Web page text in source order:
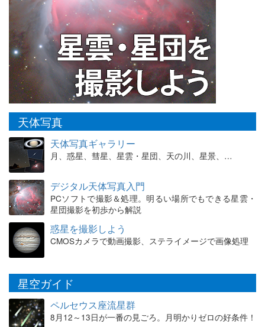
天体写真
天体写真ギャラリー
月、惑星、彗星、星雲・星団、天の川、星景、…
デジタル天体写真入門
PCソフトで撮影＆処理。明るい場所でもできる星雲・
星団撮影を初歩から解説
惑星を撮影しよう
CMOSカメラで動画撮影、ステライメージで画像処理
星空ガイド
ペルセウス座流星群
8月12～13日が一番の見ごろ。月明かりゼロの好条件！